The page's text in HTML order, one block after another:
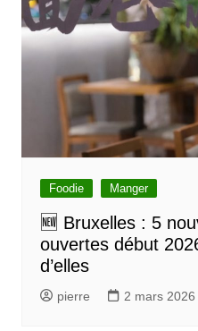
Foodie Manger
🆕 Bruxelles : 5
ouvertes début
d’elles
pierre 2 mars 2026